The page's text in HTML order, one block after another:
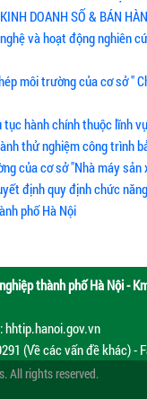
DOANH SỐ & BÁN
và hoạt động nghiên
môi trường của cơ sở "
hành chính thuộc lĩnh
thử nghiệm công trình
của cơ sở "Nhà máy
định quy định chức
phố Hà Nội
thành phố Hà Nội -
hhtip.hanoi.gov.vn
(Về các vấn đề khác) -
All rights reserved.